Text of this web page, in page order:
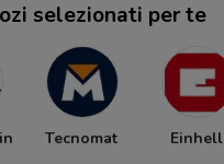
selezionati per te
Tecnomat Einhell